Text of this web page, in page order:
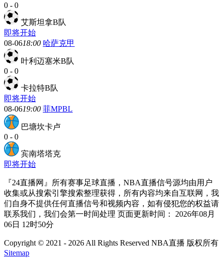
0 - 0
艾斯坦拿B队
即将开始
08-0618:00 哈萨克甲
叶利迈塞米B队
0 - 0
卡拉特B队
即将开始
08-0619:00 菲MPBL
巴塘坎卡卢
0 - 0
宾南塔塔克
即将开始
『24直播网』所有赛事足球直播，NBA直播信号源均由用户
收集或从搜索引擎搜索整理获得，所有内容均来自互联网，我
们自身不提供任何直播信号和视频内容，如有侵犯您的权益请
联系我们，我们会第一时间处理 页面更新时间： 2026年08月
06日 12时50分
Copyright © 2021 - 2026 All Rights Reserved NBA直播 版权所有
Sitemap